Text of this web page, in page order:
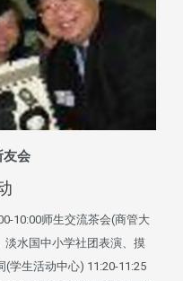
友会
师生交流茶会(商管大
淡水国中小学社团表演、摸
(学生活动中心) 11:20-11:25